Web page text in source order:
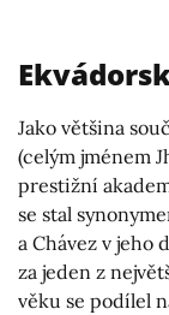
Jako většina
(celým jménem
prestižní
se stal
a Chávez v jeho
za jeden z
věku se podílel